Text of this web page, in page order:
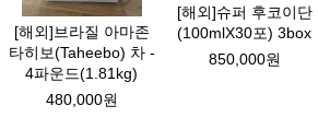
[해외]브라질 아마존
타히보(Taheebo) 차 -
4파운드(1.81kg)
480,000원
[해외]슈퍼 후코이단
(100mlX30포) 3box
850,000원